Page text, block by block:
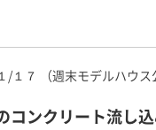
/１７ （週末モデルハウ
コンクリート流